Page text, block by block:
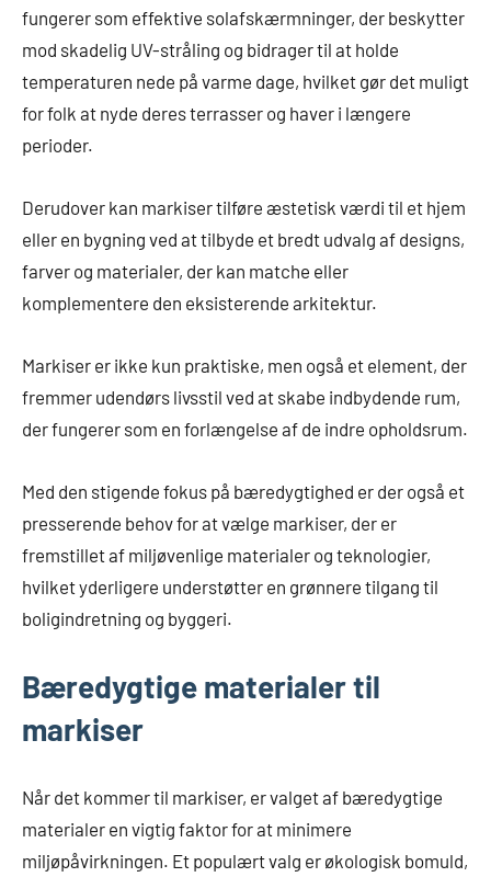
fungerer som effektive solafskærmninger, der beskytter
mod skadelig UV-stråling og bidrager til at holde
temperaturen nede på varme dage, hvilket gør det muligt
for folk at nyde deres terrasser og haver i længere
perioder.
Derudover kan markiser tilføre æstetisk værdi til et hjem
eller en bygning ved at tilbyde et bredt udvalg af designs,
farver og materialer, der kan matche eller
komplementere den eksisterende arkitektur.
Markiser er ikke kun praktiske, men også et element, der
fremmer udendørs livsstil ved at skabe indbydende rum,
der fungerer som en forlængelse af de indre opholdsrum.
Med den stigende fokus på bæredygtighed er der også et
presserende behov for at vælge markiser, der er
fremstillet af miljøvenlige materialer og teknologier,
hvilket yderligere understøtter en grønnere tilgang til
boligindretning og byggeri.
Bæredygtige materialer til
markiser
Når det kommer til markiser, er valget af bæredygtige
materialer en vigtig faktor for at minimere
miljøpåvirkningen. Et populært valg er økologisk bomuld,